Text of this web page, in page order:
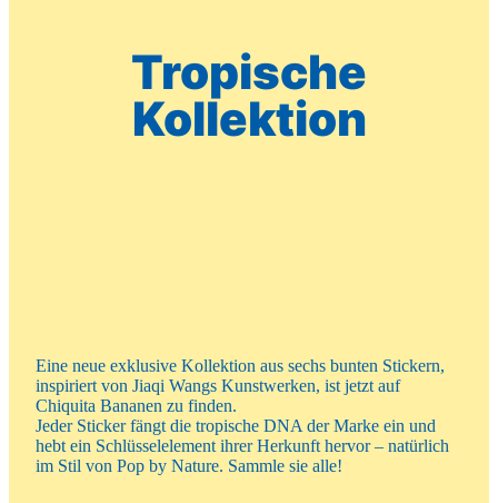
Tropische
Kollektion
Eine neue exklusive Kollektion aus sechs bunten Stickern,
inspiriert von Jiaqi Wangs Kunstwerken, ist jetzt auf
Chiquita Bananen zu finden.
Jeder Sticker fängt die tropische DNA der Marke ein und
hebt ein Schlüsselelement ihrer Herkunft hervor – natürlich
im Stil von Pop by Nature. Sammle sie alle!